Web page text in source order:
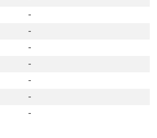
-
-
-
-
-
-
-